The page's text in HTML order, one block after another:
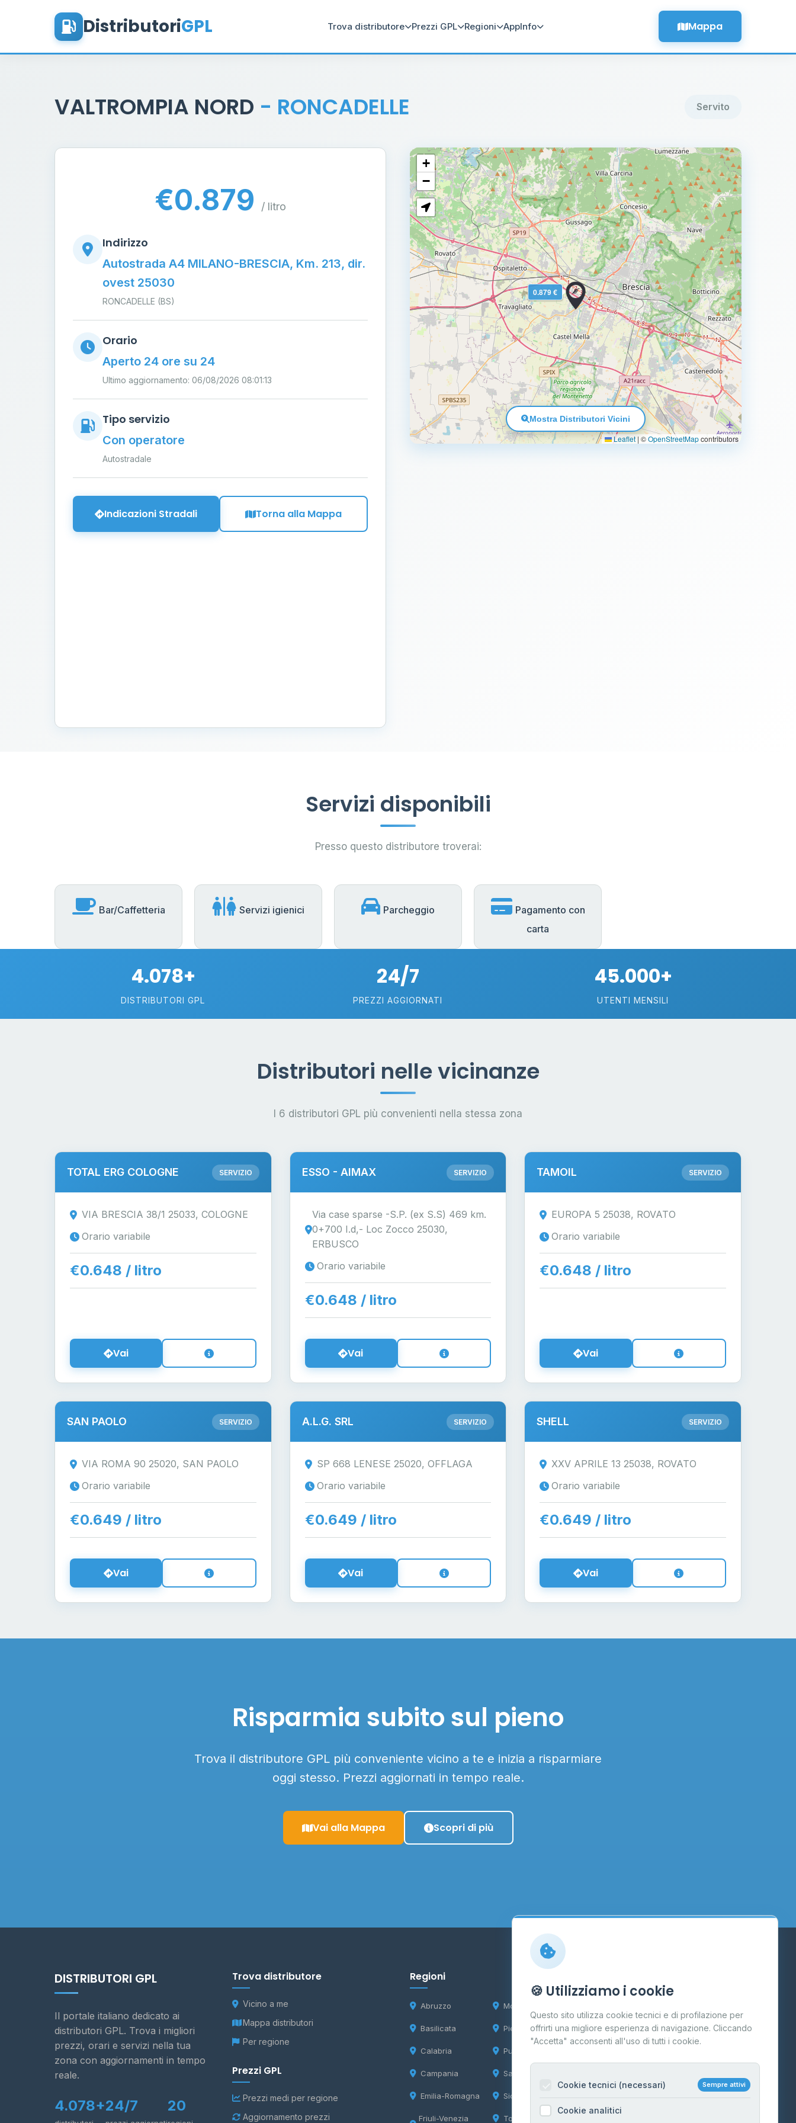
DistributoriGPL Trova distributore Prezzi GPL Regioni AppInfo Mappa
VALTROMPIA NORD - RONCADELLE Servito
€0.879 / litro
Indirizzo
Autostrada A4 MILANO-BRESCIA, Km. 213, dir.
ovest 25030
RONCADELLE (BS)
Orario
Aperto 24 ore su 24
Ultimo aggiornamento: 06/08/2026 08:01:13
Tipo servizio
Con operatore
Autostradale
Indicazioni Stradali Torna alla Mappa
0.879 €
+
−
Leaflet | ©OpenStreetMapcontributors
Mostra Distributori Vicini
Servizi disponibili
Presso questo distributore troverai:
Bar/Caffetteria Servizi igienici Parcheggio
Pagamento con
carta
4.078+
DISTRIBUTORI GPL
24/7
PREZZI AGGIORNATI
45.000+
UTENTI MENSILI
Distributori nelle vicinanze
I 6 distributori GPL più convenienti nella stessa zona
TOTAL ERG COLOGNE SERVIZIO
VIA BRESCIA 38/1 25033, COLOGNE
Orario variabile
€0.648 / litro
Vai
ESSO - AIMAX SERVIZIO
Via case sparse -S.P. (ex S.S) 469 km.
0+700 I.d,- Loc Zocco 25030,
ERBUSCO
Orario variabile
€0.648 / litro
Vai
TAMOIL SERVIZIO
EUROPA 5 25038, ROVATO
Orario variabile
€0.648 / litro
Vai
SAN PAOLO SERVIZIO
VIA ROMA 90 25020, SAN PAOLO
Orario variabile
€0.649 / litro
Vai
A.L.G. SRL SERVIZIO
SP 668 LENESE 25020, OFFLAGA
Orario variabile
€0.649 / litro
Vai
SHELL SERVIZIO
XXV APRILE 13 25038, ROVATO
Orario variabile
€0.649 / litro
Vai
Risparmia subito sul pieno
Trova il distributore GPL più conveniente vicino a te e inizia a risparmiare
oggi stesso. Prezzi aggiornati in tempo reale.
Vai alla Mappa Scopri di più
DISTRIBUTORI GPL
Il portale italiano dedicato ai
distributori GPL. Trova i migliori
prezzi, orari e servizi nella tua
zona con aggiornamenti in tempo
reale.
4.078+24/7 20
Trova distributore
Vicino a me
Mappa distributori
Per regione
Prezzi GPL
Prezzi medi per regione
Aggiornamento prezzi
Regioni
Abruzzo
Basilicata
Calabria
Campania
Emilia-Romagna
Friuli-Venezia
Molise
Piemonte
Puglia
Sardegna
Sicilia
Toscana
Contatti
Per gestori
Informazioni legali
Privacy Policy
🍪 Utilizziamo i cookie
Questo sito utilizza cookie tecnici e di profilazione per
offrirti una migliore esperienza di navigazione. Cliccando
"Accetta" acconsenti all'uso di tutti i cookie.
Cookie tecnici (necessari) Sempre attivi
Cookie analitici